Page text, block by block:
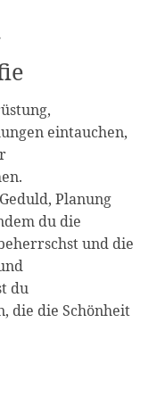
eintauchen,
Planung
du die
und die
du
die die Schönheit